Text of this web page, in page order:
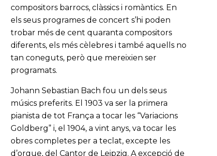
compositors barrocs, clàssics i romàntics. En
els seus programes de concert s’hi poden
trobar més de cent quaranta compositors
diferents, els més cèlebres i també aquells no
tan coneguts, però que mereixien ser
programats.
Johann Sebastian Bach fou un dels seus
músics preferits. El 1903 va ser la primera
pianista de tot França a tocar les “Variacions
Goldberg” i, el 1904, a vint anys, va tocar les
obres completes per a teclat, excepte les
d’orgue, del Cantor de Leipzig. A excepció de